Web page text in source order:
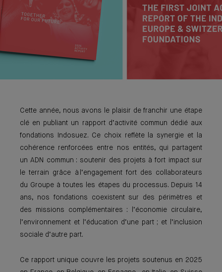
Cette année, nous avons le plaisir de franchir une étape
clé en publiant un rapport d’activité commun dédié aux
fondations Indosuez. Ce choix reflète la synergie et la
cohérence renforcées entre nos entités, qui partagent
un ADN commun : soutenir des projets à fort impact sur
le terrain grâce à l’engagement fort des collaborateurs
du Groupe à toutes les étapes du processus. Depuis 14
ans, nos fondations coexistent sur des périmètres et
des missions complémentaires : l’économie circulaire,
l’environnement et l’éducation d’une part ; et l’inclusion
sociale d’autre part.
Ce rapport unique couvre les projets soutenus en 2025